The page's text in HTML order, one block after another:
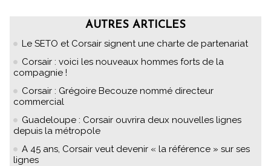
AUTRES ARTICLES
Le SETO et Corsair signent une charte de partenariat
Corsair : voici les nouveaux hommes forts de la
compagnie !
Corsair : Grégoire Becouze nommé directeur
commercial
Guadeloupe : Corsair ouvrira deux nouvelles lignes
depuis la métropole
A 45 ans, Corsair veut devenir « la référence » sur ses
lignes